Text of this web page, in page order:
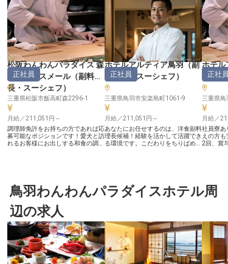
松阪わんわんパラダイス 森
のホテルスメール（副料理
長・スーシェフ ）
正社員
三重県松阪市飯高町森2296-1
月給／211,051円～
調理師免許をお持ちの方であれば応
募可能なポジションです！愛犬と訪
れるお客様にお出しする和食の調理
には車両維持手当をガソリン代と別
に支給します。2.2カ月分の賞与に
持って仕事に取り組める環境が整っ
ています。※この求人は2024年1月
29日時点の情報です
ホテルアルティア鳥羽（副
料理長・スーシェフ ）
正社員
三重県鳥羽市安楽島町1061-9
月給／211,051円～
あなたにお任せするのは、洋食副料
理長候補！経験を活かして活躍でき
る環境です。こだわりをちりばめた
昇給年2回、賞与2.2カ月分支給！
頑張りをしっかりと評価しお給与に
点の情報です
ホテル
料理
正社員
三重県
月給／
社員寮あ
えの方
2回、賞
が望め
羽」。洋
点の情報
鳥羽わんわんパラダイスホテル周
辺の求人